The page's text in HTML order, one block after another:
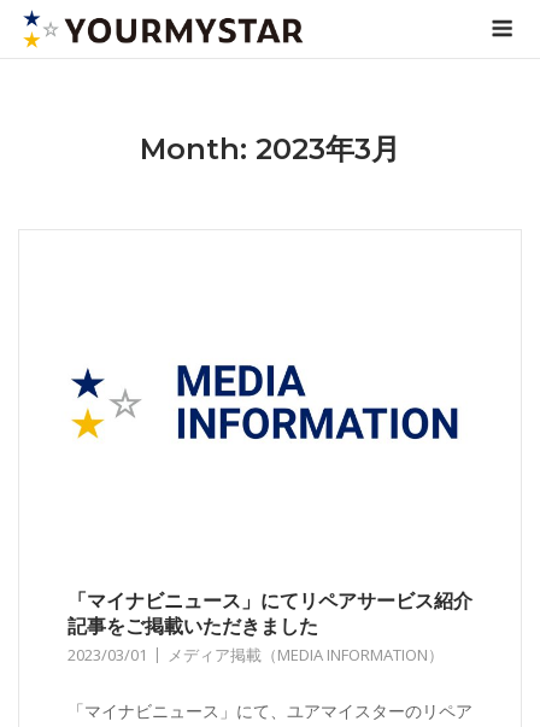
Skip
Month: 2023年3月
「マイナビニュース」にてリペアサービス紹介
記事をご掲載いただきました
2023/03/01 メディア掲載（MEDIA INFORMATION）
「マイナビニュース」にて、ユアマイスターのリペア